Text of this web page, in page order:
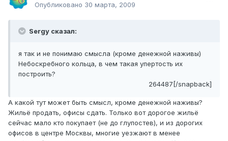
Опубликовано 30 марта, 2009
Sergy сказал:
я так и не понимаю смысла (кроме денежной наживы)
Небоскребного кольца, в чем такая упертость их
построить?
264487[/snapback]
А какой тут может быть смысл, кроме денежной наживы?
Жильё продать, офисы сдать. Только вот дорогое жильё
сейчас мало кто покупает (не до глупостев), и из дорогих
офисов в центре Москвы, многие уезжают в менее